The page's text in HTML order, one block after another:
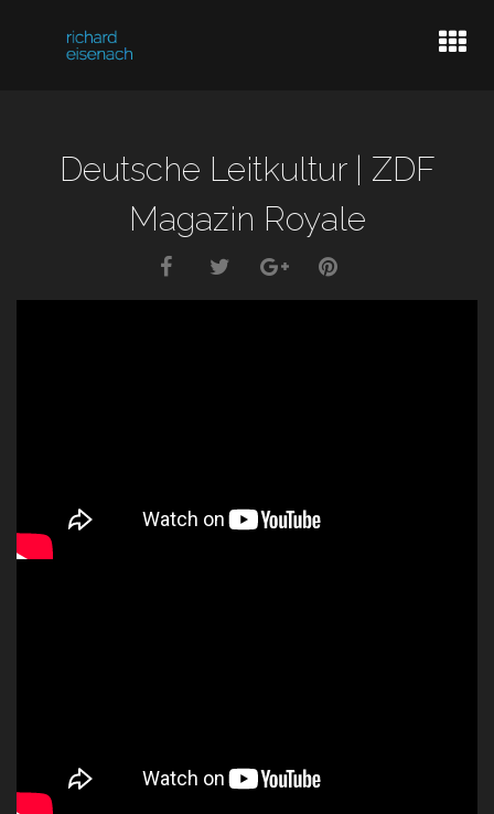
BASSPLAYER
VIDEOGRAPHER
Deutsche Leitkultur | ZDF
Magazin Royale